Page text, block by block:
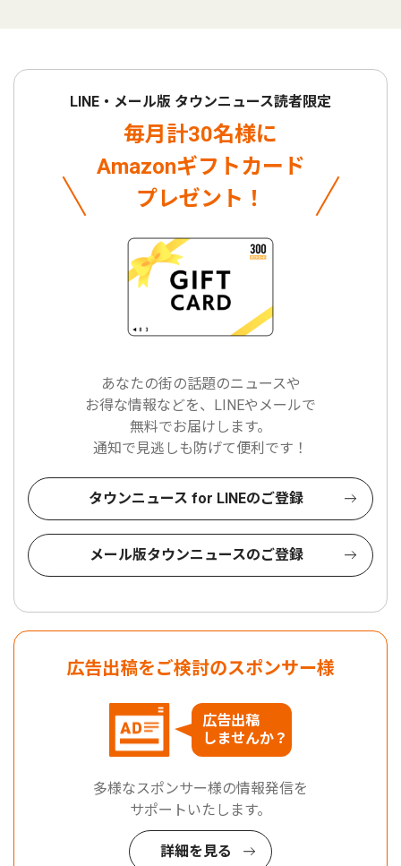
LINE・メール版 タウンニュース読者限定
毎月計30名様に
Amazonギフトカード
プレゼント！
あなたの街の話題のニュースや
お得な情報などを、LINEやメールで
無料でお届けします。
通知で見逃しも防げて便利です！
タウンニュース for LINEのご登録
メール版タウンニュースのご登録
広告出稿をご検討のスポンサー様
広告出稿
しませんか？
多様なスポンサー様の情報発信を
サポートいたします。
詳細を見る